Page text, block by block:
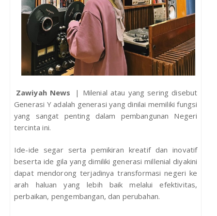
Zawiyah News
| Milenial atau yang sering disebut
Generasi Y adalah generasi yang dinilai memiliki fungsi
yang sangat penting dalam pembangunan Negeri
tercinta ini.
Ide-ide segar serta pemikiran kreatif dan inovatif
beserta ide gila yang dimiliki generasi millenial diyakini
dapat mendorong terjadinya transformasi negeri ke
arah haluan yang lebih baik melalui efektivitas,
perbaikan, pengembangan, dan perubahan.